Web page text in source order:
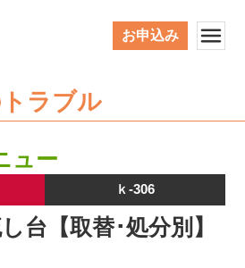
お申込み
ラブル
ュー
ｋ-306
台【取替･処分別】